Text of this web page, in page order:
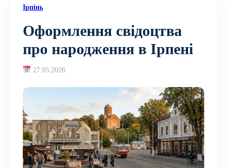
Ірпінь
Оформлення свідоцтва
про народження в Ірпені
27.05.2026